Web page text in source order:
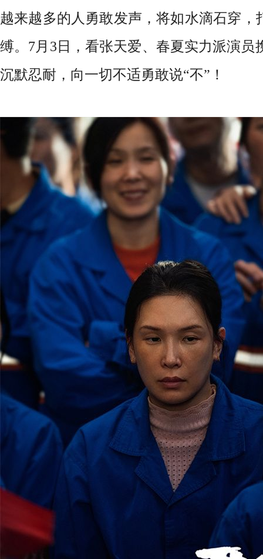
越来越多的人勇敢发声，将如水滴石穿，
缚。7月3日，看张天爱、春夏实力派演员
沉默忍耐，向一切不适勇敢说“不”！